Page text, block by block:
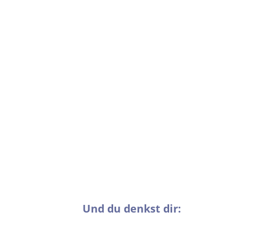
Und du denkst dir: